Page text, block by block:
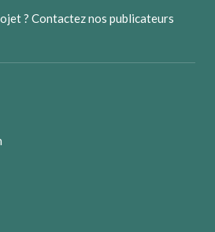
? Contactez nos publicateurs